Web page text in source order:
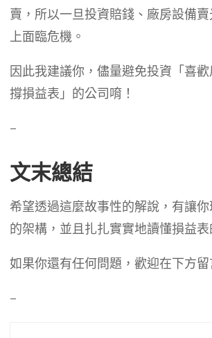
賣，所以一旦投資賠錢、廠房設備
上面臨危機。
因此我建議你，儘量避免投資「喜
撐損益表」的公司唷！
–
文末總結
希望透過這麼故事性的解說，有讓
的架構，並且扎扎實實地讀懂損益表
如果你還有任何問題，歡迎在下方留
–